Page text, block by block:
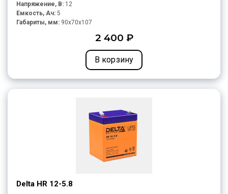
Напряжение, В: 12
Емкость, Ач: 5
Габариты, мм: 90x70x107
2 400 ₽
В корзину
Delta HR 12-5.8